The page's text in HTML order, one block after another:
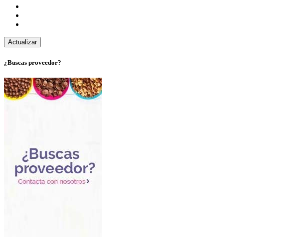
¿Buscas proveedor?